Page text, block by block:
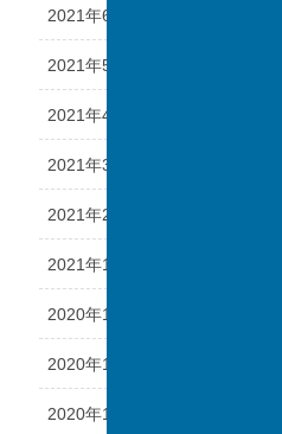
2021年6月
2021年5月
2021年4月
2021年3月
2021年2月
2021年1月
2020年12月
2020年11月
2020年10月